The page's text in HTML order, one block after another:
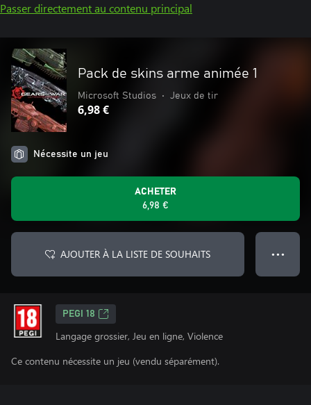
Passer directement au contenu principal
Pack de skins arme animée 1
Microsoft Studios • Jeux de tir
6,98 €
Nécessite un jeu
ACHETER
6,98 €
AJOUTER À LA LISTE DE SOUHAITS ● ● ●
PEGI 18
Langage grossier, Jeu en ligne, Violence
Ce contenu nécessite un jeu (vendu séparément).